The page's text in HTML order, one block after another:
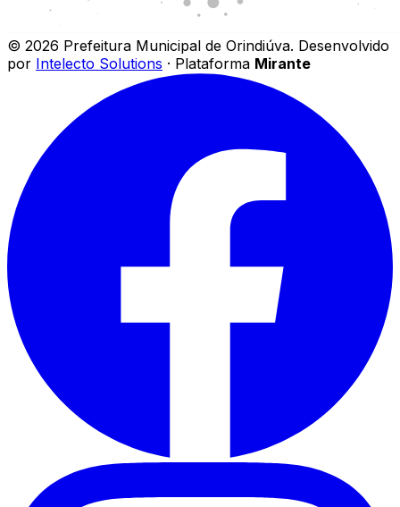
© 2026 Prefeitura Municipal de Orindiúva. Desenvolvido
por Intelecto Solutions · Plataforma Mirante